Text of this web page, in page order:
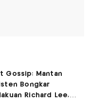
Gossip: Mantan
Bongkar
Richard Lee,